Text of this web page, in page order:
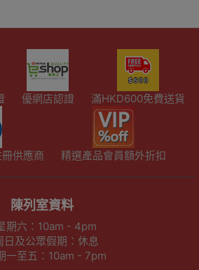
優網店認證 滿HKD600免費送貨
供應商 精選產品會員額外折扣
陳列室資料
期六：10am - 4pm
日及公眾假期：休息
一至五：10am - 7pm